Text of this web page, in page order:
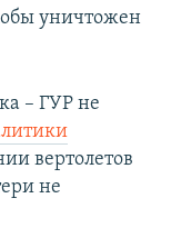
уничтожен
– ГУР не
вертолетов
не